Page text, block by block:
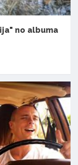
no albuma